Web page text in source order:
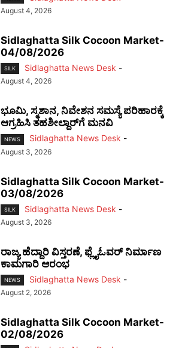
August 4, 2026
Sidlaghatta Silk Cocoon Market-
04/08/2026
SILK Sidlaghatta News Desk -
August 4, 2026
ಭೂಮಿ, ಸ್ಮಶಾನ, ನಿವೇಶನ ಸಮಸ್ಯೆ ಪರಿಹಾರಕ್ಕೆ
ಆಗ್ರಹಿಸಿ ತಹಶೀಲ್ದಾರ್‌ಗೆ ಮನವಿ
NEWS Sidlaghatta News Desk -
August 3, 2026
Sidlaghatta Silk Cocoon Market-
03/08/2026
SILK Sidlaghatta News Desk -
August 3, 2026
ರಾಜ್ಯ ಹೆದ್ದಾರಿ ವಿಸ್ತರಣೆ, ಫ್ಲೈಓವರ್ ನಿರ್ಮಾಣ
ಕಾಮಗಾರಿ ಆರಂಭ
NEWS Sidlaghatta News Desk -
August 2, 2026
Sidlaghatta Silk Cocoon Market-
02/08/2026